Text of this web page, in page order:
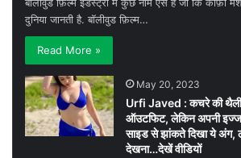
बॉलीवुड फ़िल्म इंडस्ट्री में कुछ नाम ऐसे है जो कि काफ़ी
दुनिया जानती है. बॉलीवुड फ़िल्म…
Read More »
May 20, 2023
Urfi Javed : कचरे की थैली
ऑउटफिट, लेकिन अपनी
साइड से झांकते दिखा ये अंग,
देखना…देखें वीडियों